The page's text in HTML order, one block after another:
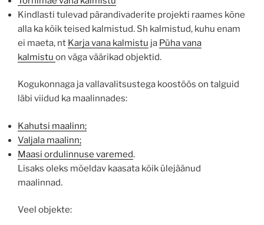
Kindlasti tulevad pärandivaderite projekti raames kõne
alla ka kõik teised kalmistud. Sh kalmistud, kuhu enam
ei maeta, nt Karja vana kalmistu ja Püha vana
kalmistu on väga väärikad objektid.
Kogukonnaga ja vallavalitsustega koostöös on talguid
läbi viidud ka maalinnades:
Kahutsi maalinn;
Valjala maalinn;
Maasi ordulinnuse varemed.
Lisaks oleks mõeldav kaasata kõik ülejäänud
maalinnad.
Veel objekte: